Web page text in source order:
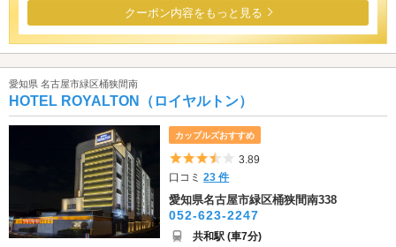
クーポン内容をもっと見る
愛知県 名古屋市緑区桶狭間南
HOTEL ROYALTON（ロイヤルトン）
カップルズおすすめ
5つ星のうち3.5
3.89
口コミ23 件
愛知県名古屋市緑区桶狭間南338
052-623-2247
共和駅 (車7分)